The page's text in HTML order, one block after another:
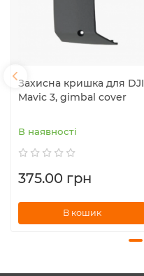
Захисна кришка для DJI
Mavic 3, gimbal cover
В наявності
375.00 грн
В кошик